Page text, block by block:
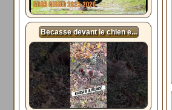
Becasse devant le chien e...